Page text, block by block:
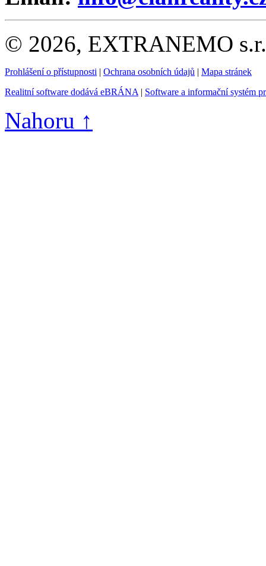
© 2026, EXTRANEMO
Prohlášení o přístupnosti | Ochrana osobních údajů | Mapa stránek
Realitní software dodává eBRÁNA | Software a informační systém
Nahoru ↑